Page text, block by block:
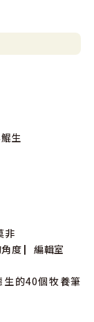
生
非
度 ▏編輯室
的40個牧養筆